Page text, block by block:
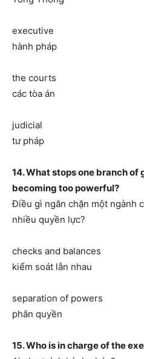
executive
hành pháp
the courts
các tòa án
judicial
tư pháp
14. What stops one branch of
becoming too powerful?
Điều gì ngăn chặn một ngành
nhiều quyền lực?
checks and balances
kiểm soát lẫn nhau
separation of powers
phân quyền
15. Who is in charge of the